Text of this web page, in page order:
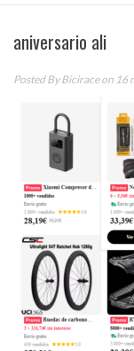
aniversario ali
Posted ByBiciraceon 16